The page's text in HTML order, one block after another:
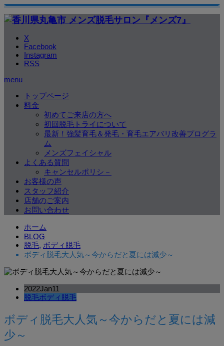
X
Facebook
Instagram
RSS
menu
トップページ
料金
初めてご来店の方へ
初回脱毛トライについて
最新！強髪育毛＆発毛・育毛エアバリ改善プログラ
ム
メンズフェイシャル
よくある質問
キャンセルポリシ－
お客様の声
スタッフ紹介
店舗のご案内
お問い合わせ
ホーム
BLOG
脱毛, ボディ脱毛
ボディ脱毛大人気～今からだと夏には減少～
2022Jan11
脱毛ボディ脱毛
ボディ脱毛大人気～今からだと夏には減
少～